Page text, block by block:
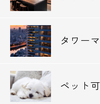
タワー
ペット可